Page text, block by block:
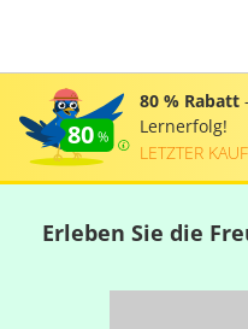
80
80 % Rabatt
Lernerfolg!
LETZTER
Erleben Sie die